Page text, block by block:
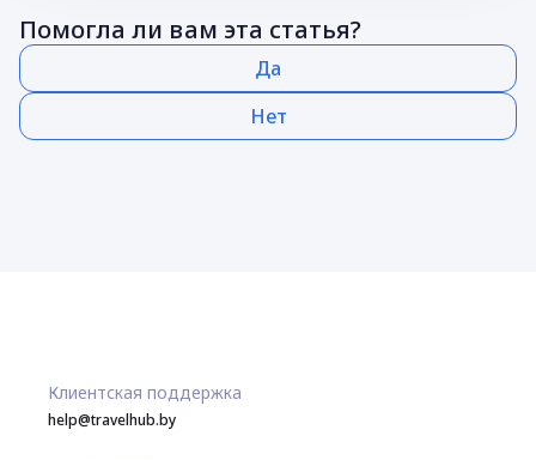
Помогла ли вам эта статья?
Да
Нет
Клиентская поддержка
help@travelhub.by